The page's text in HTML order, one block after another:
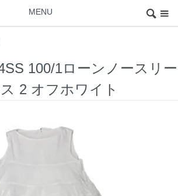
MENU
100/1ローンノースリー
2 オフホワイト